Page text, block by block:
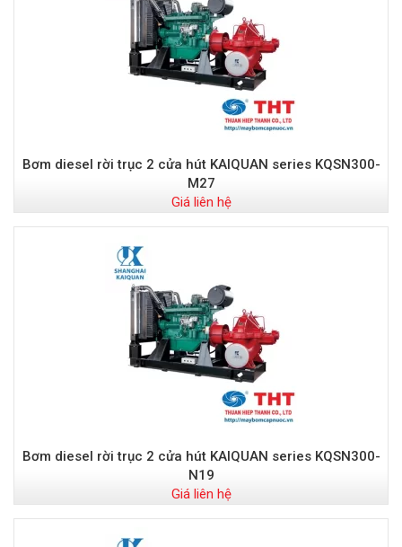
Bơm diesel rời trục 2 cửa hút KAIQUAN series KQSN300-
M27
Giá liên hệ
Bơm diesel rời trục 2 cửa hút KAIQUAN series KQSN300-
N19
Giá liên hệ